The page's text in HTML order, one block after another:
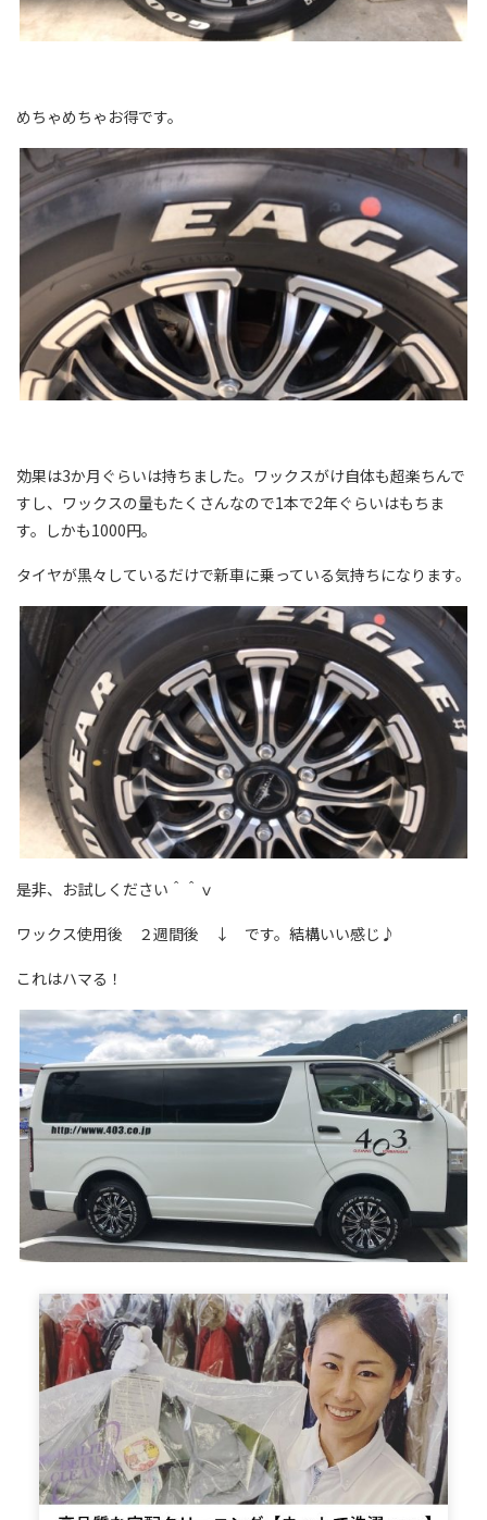
めちゃめちゃお得です。
効果は3か月ぐらいは持ちました。ワックスがけ自体も超楽ちんで
すし、ワックスの量もたくさんなので1本で2年ぐらいはもちま
す。しかも1000円。
タイヤが黒々しているだけで新車に乗っている気持ちになります。
是非、お試しください＾＾ｖ
ワックス使用後 ２週間後 ↓ です。結構いい感じ♪
これはハマる！